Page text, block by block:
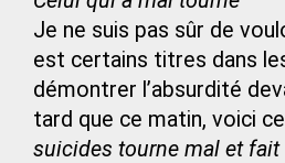
Je ne suis pas sûr de
est certains titres dans
démontrer l’absurdité
tard que ce matin, voici
suicides tourne mal et